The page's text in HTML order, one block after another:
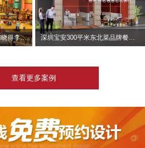
特色烧烤店装修实景图-都晓得李不管
查看更多案例